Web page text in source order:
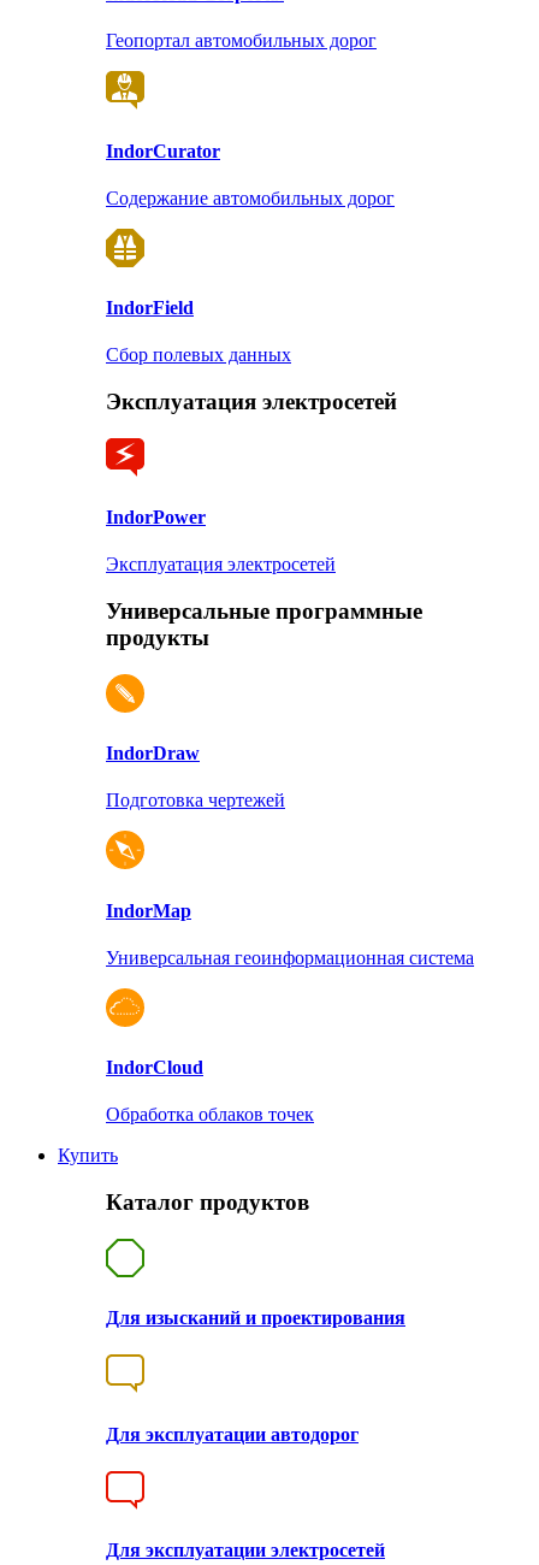
Геопортал автомобильных дорог
IndorCurator
Содержание автомобильных дорог
IndorField
Сбор полевых данных
Эксплуатация электросетей
IndorPower
Эксплуатация электросетей
Универсальные программные
продукты
IndorDraw
Подготовка чертежей
IndorMap
Универсальная геоинформационная система
IndorCloud
Обработка облаков точек
Купить
Каталог продуктов
Для изысканий и проектирования
Для эксплуатации автодорог
Для эксплуатации электросетей